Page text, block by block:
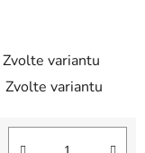
Zvolte variantu
Zvolte variantu